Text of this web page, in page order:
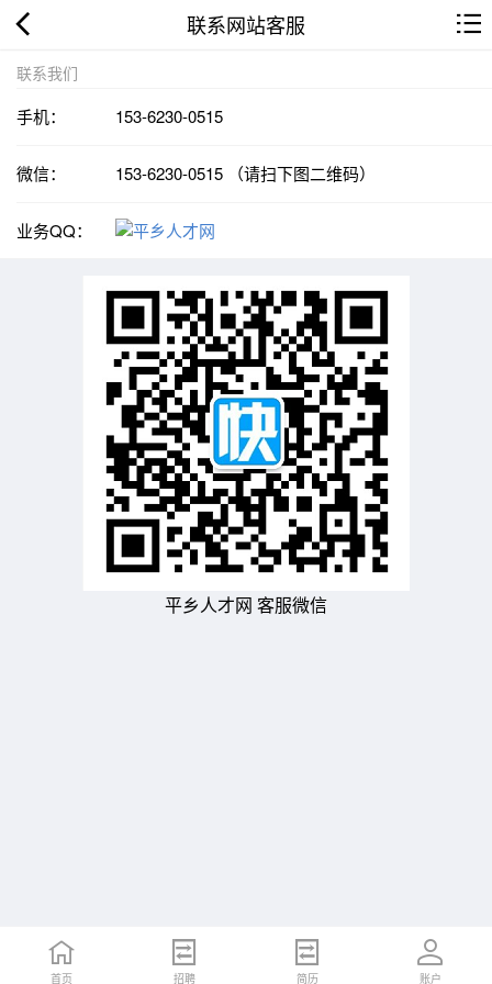
联系网站客服
联系我们
手机： 153-6230-0515
微信： 153-6230-0515 （请扫下图二维码）
业务QQ：
平乡人才网 客服微信
首页 招聘 简历 账户